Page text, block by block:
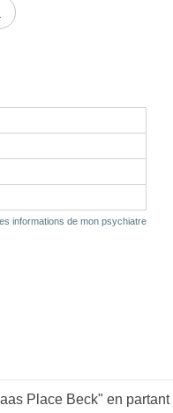
informations de mon psychiatre
Place Beck" en partant